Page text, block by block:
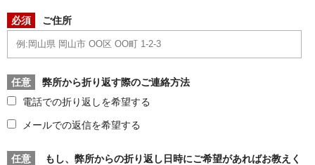
必須 ご住所
任意
弊所から折り返す際のご連絡方法
電話での折り返しを希望する
メールでの返信を希望する
任意
もし、弊所からの折り返し日時にご希望があればお教えく